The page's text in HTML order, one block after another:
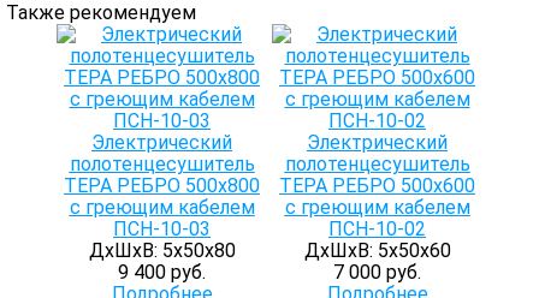
Также рекомендуем
Электрический
полотенцесушитель
ТЕРА РЕБРО 500х800
с греющим кабелем
ПСН-10-03
ДхШхВ: 5х50х80
9 400 руб.
Электрический
полотенцесушитель
ТЕРА РЕБРО 500х600
с греющим кабелем
ПСН-10-02
ДхШхВ: 5х50х60
7 000 руб.